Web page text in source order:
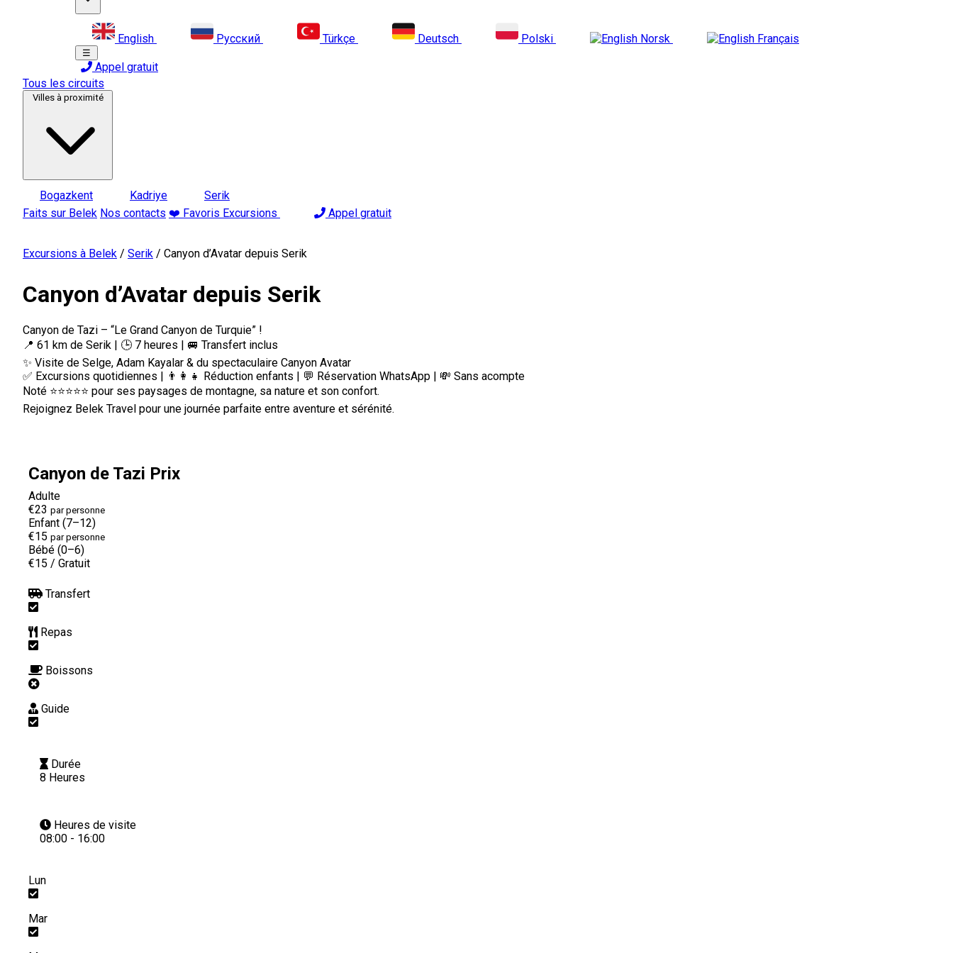
English Русский Türkçe Deutsch Polski Norsk Français
☰
Appel gratuit
Tous les circuits
Villes à proximité
Bogazkent Kadriye
Serik
Faits sur Belek Nos contacts ❤️ Favoris Excursions Appel gratuit
Excursions à Belek / Serik / Canyon d’Avatar depuis Serik
Canyon d’Avatar depuis Serik
Canyon de Tazi – “Le Grand Canyon de Turquie” !
📍 61 km de Serik | 🕒 7 heures | 🚐 Transfert inclus
✨ Visite de Selge, Adam Kayalar & du spectaculaire Canyon Avatar
✅ Excursions quotidiennes | 👨‍👩‍👧 Réduction enfants | 💬 Réservation WhatsApp | 💸 Sans acompte
Noté ⭐⭐⭐⭐⭐ pour ses paysages de montagne, sa nature et son confort.
Rejoignez Belek Travel pour une journée parfaite entre aventure et sérénité.
Canyon de Tazi Prix
Adulte
€23 par personne
Enfant (7–12)
€15 par personne
Bébé (0–6)
€15 / Gratuit
Transfert
Repas
Boissons
Guide
Durée
8 Heures
Heures de visite
08:00 - 16:00
Lun
Mar